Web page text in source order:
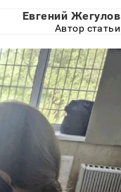
Евгений Жегулов
Автор статьи